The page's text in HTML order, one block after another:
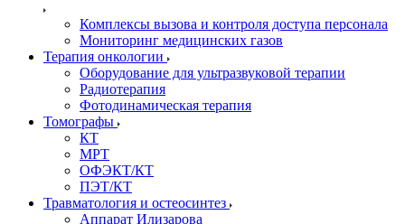
Комплексы вызова и контроля доступа персонала
Мониторинг медицинских газов
Терапия онкологии
Оборудование для ультразвуковой терапии
Радиотерапия
Фотодинамическая терапия
Томографы
КТ
МРТ
ОФЭКТ/КТ
ПЭТ/КТ
Травматология и остеосинтез
Аппарат Илизарова